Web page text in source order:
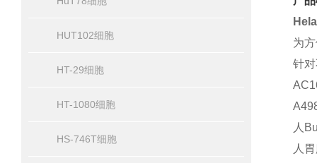
HUT102细胞
HT-29细胞
HT-1080细胞
HS-746T细胞
为
针
人
人